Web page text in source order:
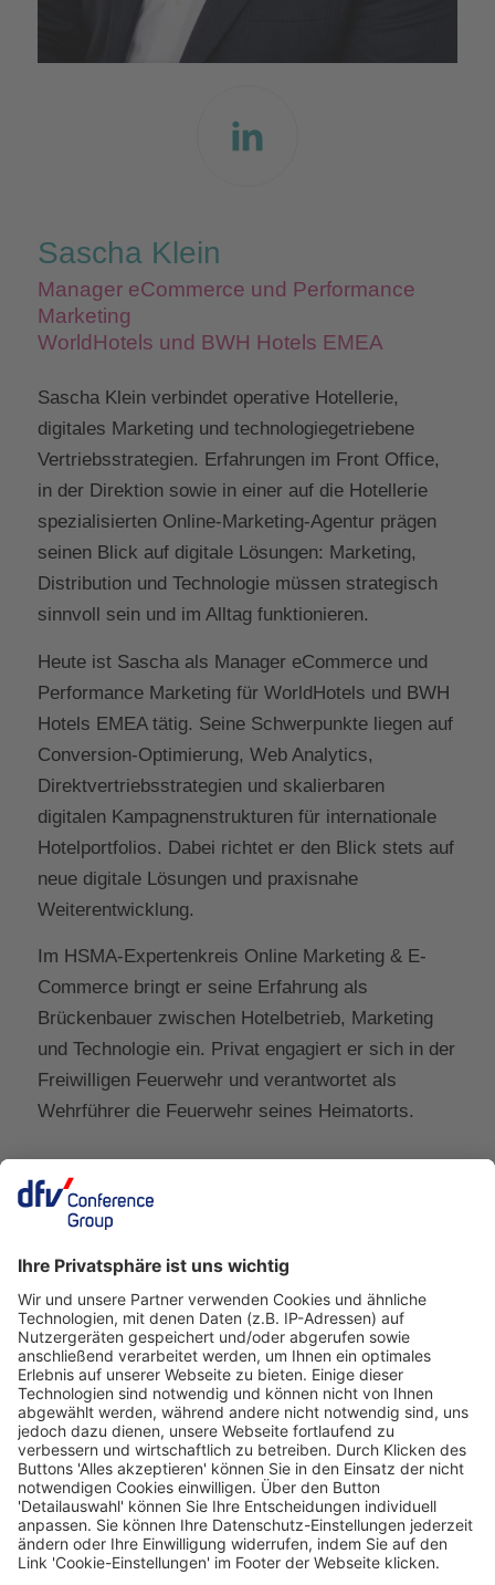
Sascha Klein
Manager eCommerce und Performance
Marketing
WorldHotels und BWH Hotels EMEA
Sascha Klein verbindet operative Hotellerie,
digitales Marketing und technologiegetriebene
Vertriebsstrategien. Erfahrungen im Front Office,
in der Direktion sowie in einer auf die Hotellerie
spezialisierten Online-Marketing-Agentur prägen
seinen Blick auf digitale Lösungen: Marketing,
Distribution und Technologie müssen strategisch
sinnvoll sein und im Alltag funktionieren.
Heute ist Sascha als Manager eCommerce und
Performance Marketing für WorldHotels und BWH
Hotels EMEA tätig. Seine Schwerpunkte liegen auf
Conversion-Optimierung, Web Analytics,
Direktvertriebsstrategien und skalierbaren
digitalen Kampagnenstrukturen für internationale
Hotelportfolios. Dabei richtet er den Blick stets auf
neue digitale Lösungen und praxisnahe
Weiterentwicklung.
Im HSMA-Expertenkreis Online Marketing & E-
Commerce bringt er seine Erfahrung als
Brückenbauer zwischen Hotelbetrieb, Marketing
und Technologie ein. Privat engagiert er sich in der
Freiwilligen Feuerwehr und verantwortet als
Wehrführer die Feuerwehr seines Heimatorts.
Ein Business-Event von